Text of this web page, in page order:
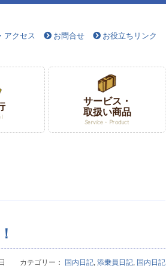
アクセス お問合せ お役立ちリンク
サービス・
取扱い商品
Service・Product
カテゴリー： 国内日記, 添乗員日記, 国内日記